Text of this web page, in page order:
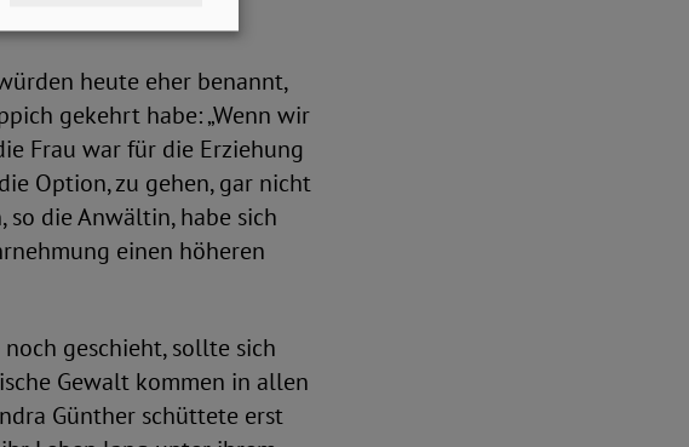
heute eher benannt,
gekehrt habe: „Wenn wir
Frau war für die Erziehung
Option, zu gehen, gar nicht
so die Anwältin, habe sich
einen höheren
geschieht, sollte sich
Gewalt kommen in allen
Günther schüttete erst